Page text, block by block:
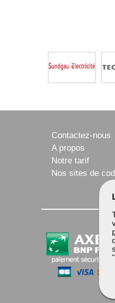
Contactez-nous
A propos
Notre tarif
Nos sites de